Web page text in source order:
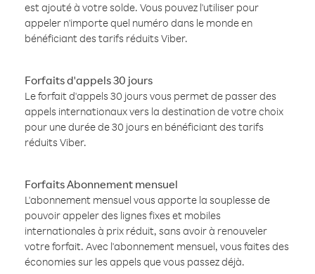
est ajouté à votre solde. Vous pouvez l'utiliser pour
appeler n'importe quel numéro dans le monde en
bénéficiant des tarifs réduits Viber.
Forfaits d'appels 30 jours
Le forfait d'appels 30 jours vous permet de passer des
appels internationaux vers la destination de votre choix
pour une durée de 30 jours en bénéficiant des tarifs
réduits Viber.
Forfaits Abonnement mensuel
L'abonnement mensuel vous apporte la souplesse de
pouvoir appeler des lignes fixes et mobiles
internationales à prix réduit, sans avoir à renouveler
votre forfait. Avec l'abonnement mensuel, vous faites des
économies sur les appels que vous passez déjà.